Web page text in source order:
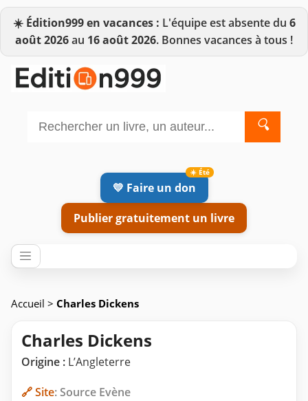
☀️ Édition999 en vacances : L'équipe est absente du 6
août 2026au 16 août 2026. Bonnes vacances à tous !
🔍
💛 Faire un don
Publier gratuitement un livre
Accueil > Charles Dickens
Charles Dickens
Origine : L’Angleterre
🔗 Site: Source Evène